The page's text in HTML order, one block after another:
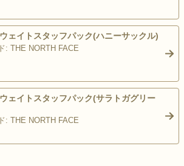
ェイトスタッフパック(ハニーサックル)
: THE NORTH FACE
ェイトスタッフパック(サラトガグリー
: THE NORTH FACE